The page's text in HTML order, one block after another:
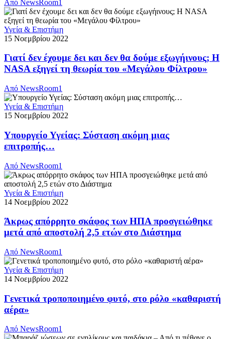
Από NewsRoom1
Υγεία & Επιστήμη
15 Νοεμβρίου 2022
Γιατί δεν έχουμε δει και δεν θα δούμε εξωγήινους; Η
NASA εξηγεί τη θεωρία του «Μεγάλου Φίλτρου»
Από NewsRoom1
Υγεία & Επιστήμη
15 Νοεμβρίου 2022
Υπουργείο Υγείας: Σύσταση ακόμη μιας
επιτροπής…
Από NewsRoom1
Υγεία & Επιστήμη
14 Νοεμβρίου 2022
Άκρως απόρρητο σκάφος των ΗΠΑ προσγειώθηκε
μετά από αποστολή 2,5 ετών στο Διάστημα
Από NewsRoom1
Υγεία & Επιστήμη
14 Νοεμβρίου 2022
Γενετικά τροποποιημένο φυτό, στο ρόλο «καθαριστή
αέρα»
Από NewsRoom1